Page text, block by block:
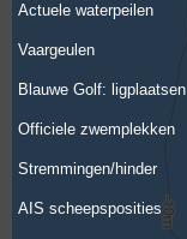
Actuele waterpeilen
Vaargeulen
Blauwe Golf: ligplaatsen
Officiele zwemplekken
Stremmingen/hinder
AIS scheepsposities